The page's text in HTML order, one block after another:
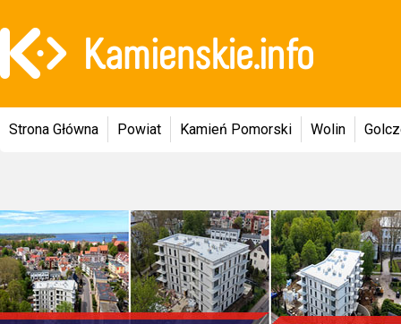
Strona Główna Powiat Kamień Pomorski Wolin